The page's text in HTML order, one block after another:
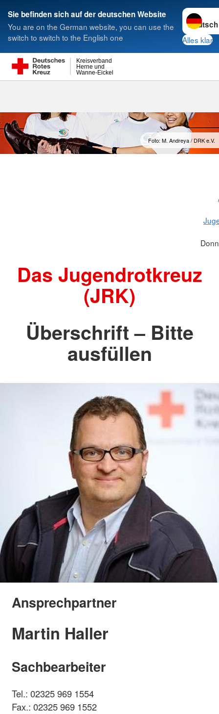
Sie befinden sich auf der deutschen Website
You are on the German website, you can use the
switch to switch to the English one
Sprache
Alles klar
Wanne-Eickel
Herne und
Kreisverband
Suche
Foto: M. Andreya / DRK e.V.
Das Jugendrotkreuz
(JRK)
Überschrift – Bitte
ausfüllen
Ansprechpartner
Martin Haller
Sachbearbeiter
Tel.: 02325 969 1554
Fax.: 02325 969 1552